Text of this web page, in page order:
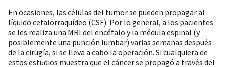
En ocasiones, las células del tumor se pueden propagar al
líquido cefalorraquídeo (CSF). Por lo general, a los pacientes
se les realiza una MRI del encéfalo y la médula espinal (y
posiblemente una punción lumbar) varias semanas después
de la cirugía, si se lleva a cabo la operación. Si cualquiera de
estos estudios muestra que el cáncer se propagó a través del